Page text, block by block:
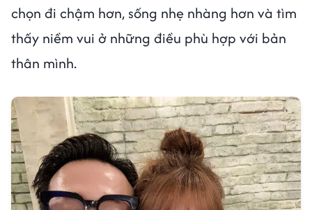
chọn đi chậm hơn, sống nhẹ nhàng hơn và tìm
thấy niềm vui ở những điều phù hợp với bản
thân mình.